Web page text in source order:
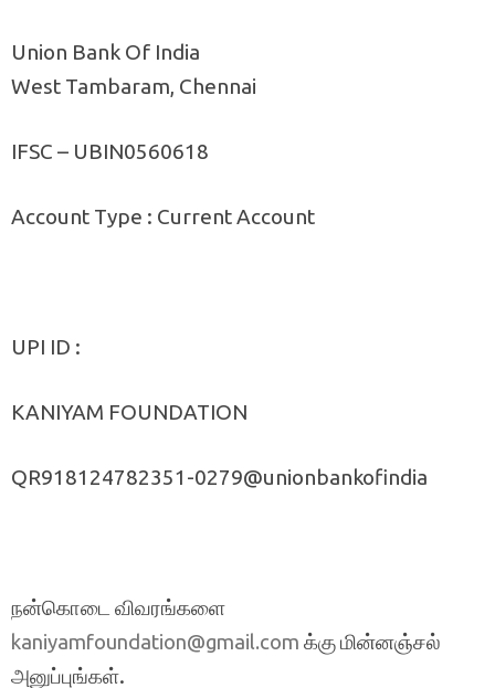
Union Bank Of India
West Tambaram, Chennai
IFSC – UBIN0560618
Account Type : Current Account
UPI ID :
KANIYAM FOUNDATION
QR918124782351-0279@unionbankofindia
நன்கொடை விவரங்களை
kaniyamfoundation@gmail.com க்கு மின்னஞ்சல்
அனுப்புங்கள்.